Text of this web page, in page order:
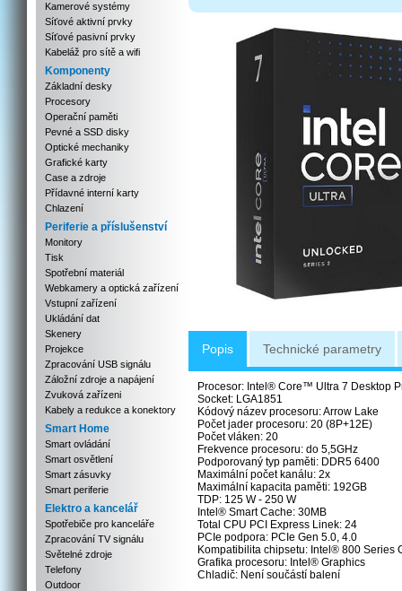
Kamerové systémy
Síťové aktivní prvky
Síťové pasivní prvky
Kabeláž pro sítě a wifi
Komponenty
Základní desky
Procesory
Operační paměti
Pevné a SSD disky
Optické mechaniky
Grafické karty
Case a zdroje
Přídavné interní karty
Chlazení
Periferie a příslušenství
Monitory
Tisk
Spotřební materiál
Webkamery a optická zařízení
Vstupní zařízení
Ukládání dat
Skenery
Projekce
Zpracování USB signálu
Záložní zdroje a napájení
Zvuková zařízeni
Kabely a redukce a konektory
Smart Home
Smart ovládání
Smart osvětlení
Smart zásuvky
Smart periferie
Elektro a kancelář
Spotřebiče pro kanceláře
Zpracování TV signálu
Světelné zdroje
Telefony
Outdoor
Popis Technické parametry
Procesor: Intel® Core™ Ultra 7 Desktop
Socket: LGA1851
Kódový název procesoru: Arrow Lake
Počet jader procesoru: 20 (8P+12E)
Počet vláken: 20
Frekvence procesoru: do 5,5GHz
Podporovaný typ paměti: DDR5 6400
Maximální počet kanálu: 2x
Maximální kapacita paměti: 192GB
TDP: 125 W - 250 W
Intel® Smart Cache: 30MB
Total CPU PCI Express Linek: 24
PCIe podpora: PCIe Gen 5.0, 4.0
Kompatibilita chipsetu: Intel® 800 Series
Grafika procesoru: Intel® Graphics
Chladič: Není součástí balení